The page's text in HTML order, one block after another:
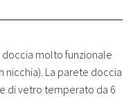
doccia molto funzionale
nicchia). La parete doccia
di vetro temperato da 6